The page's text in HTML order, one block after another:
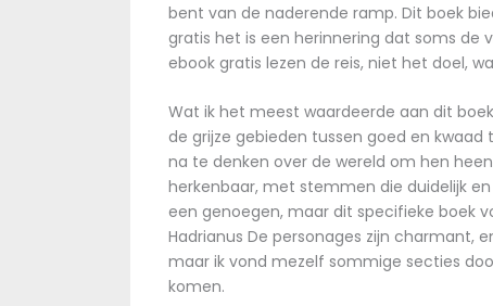
bent van de naderende ramp. Dit boek
gratis het is een herinnering dat soms de
ebook gratis lezen de reis, niet het doel,
Wat ik het meest waardeerde aan dit
de grijze gebieden tussen goed en
na te denken over de wereld om hen
herkenbaar, met stemmen die duidelijk
een genoegen, maar dit specifieke boek
Hadrianus De personages zijn charmant,
maar ik vond mezelf sommige secties
komen.